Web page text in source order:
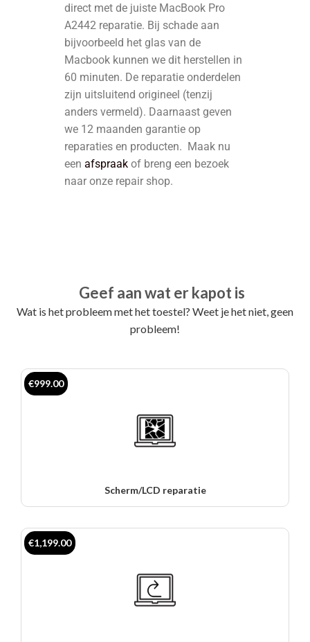
direct met de juiste MacBook Pro
A2442 reparatie. Bij schade aan
bijvoorbeeld het glas van de
Macbook kunnen we dit herstellen in
60 minuten. De reparatie onderdelen
zijn uitsluitend origineel (tenzij
anders vermeld). Daarnaast geven
we 12 maanden garantie op
reparaties en producten. Maak nu
een afspraakof breng een bezoek
naar onze repair shop.
Geef aan wat er kapot is
Wat is het probleem met het toestel? Weet je het niet, geen
probleem!
Scherm/LCD reparatie
€999.00
€1,199.00